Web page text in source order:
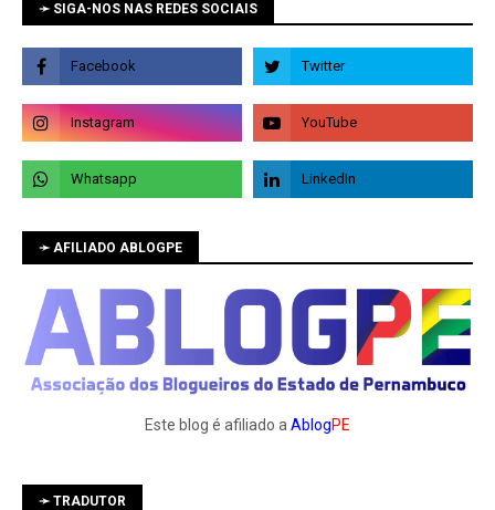
➛ SIGA-NOS NAS REDES SOCIAIS
➛ AFILIADO ABLOGPE
Este blog é afiliado a AblogPE
➛ TRADUTOR